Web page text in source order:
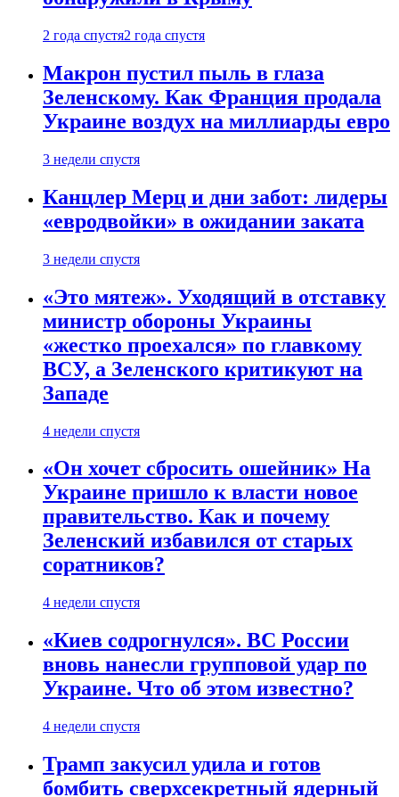
2 года спустя2 года спустя
Макрон пустил пыль в глаза
Зеленскому. Как Франция продала
Украине воздух на миллиарды евро
3 недели спустя
Канцлер Мерц и дни забот: лидеры
«евродвойки» в ожидании заката
3 недели спустя
«Это мятеж». Уходящий в отставку
министр обороны Украины
«жестко проехался» по главкому
ВСУ, а Зеленского критикуют на
Западе
4 недели спустя
«Он хочет сбросить ошейник» На
Украине пришло к власти новое
правительство. Как и почему
Зеленский избавился от старых
соратников?
4 недели спустя
«Киев содрогнулся». ВС России
вновь нанесли групповой удар по
Украине. Что об этом известно?
4 недели спустя
Трамп закусил удила и готов
бомбить сверхсекретный ядерный